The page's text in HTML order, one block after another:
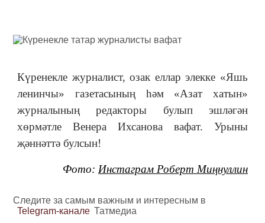
Күренекле журналист, озак еллар элекке «Яшь
ленинчы» газетасының һәм «Азат хатын»
журналының редакторы булып эшләгән
хөрмәтле Венера Ихсанова вафат. Урыны
җәннәттә булсын!
Фото: Инстаграм Роберт Миңнуллин
Следите за самым важным и интересным в
Telegram-канале Татмедиа